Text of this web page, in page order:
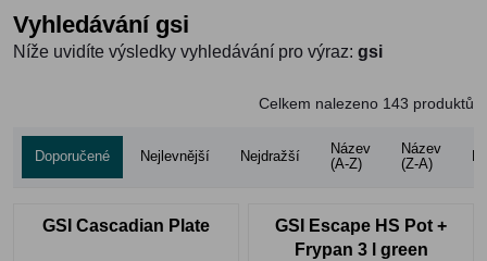
Vyhledávání gsi
Níže uvidíte výsledky vyhledávání pro výraz: gsi
Celkem nalezeno 143 produktů
Doporučené Nejlevnější Nejdražší
Název
(A-Z)
Název
(Z-A)
GSI Cascadian Plate
GSI Escape HS Pot +
Frypan 3 l green